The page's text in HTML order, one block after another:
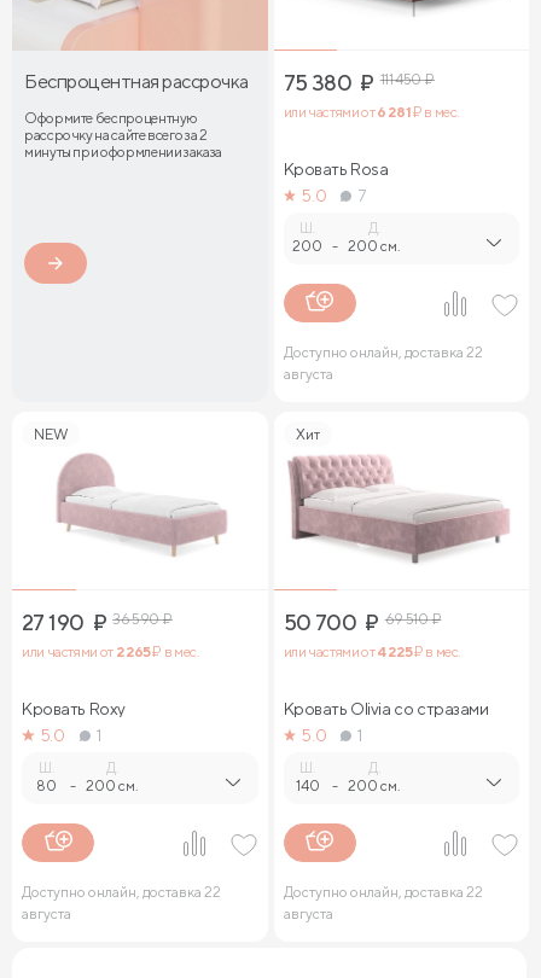
Беспроцентная рассрочка
Оформите беспроцентную
рассрочку на сайте всего за 2
минуты при оформлении заказа
75 380 ₽ 111 450₽
или частями от6 281₽ в мес.
Кровать Rosa
5.0
7
200 -
Д.
200 см.
Доступно онлайн, доставка 22
августа
NEW
27 190 ₽ 36 590₽
или частями от 2 265₽ в мес.
Кровать Roxy
5.0
1
80 -
Д.
200 см.
Доступно онлайн, доставка 22
августа
Хит
50 700 ₽ 69 510₽
или частями от4 225₽ в мес.
Кровать Olivia со стразами
5.0
1
140 -
Д.
200 см.
Доступно онлайн, доставка 22
августа